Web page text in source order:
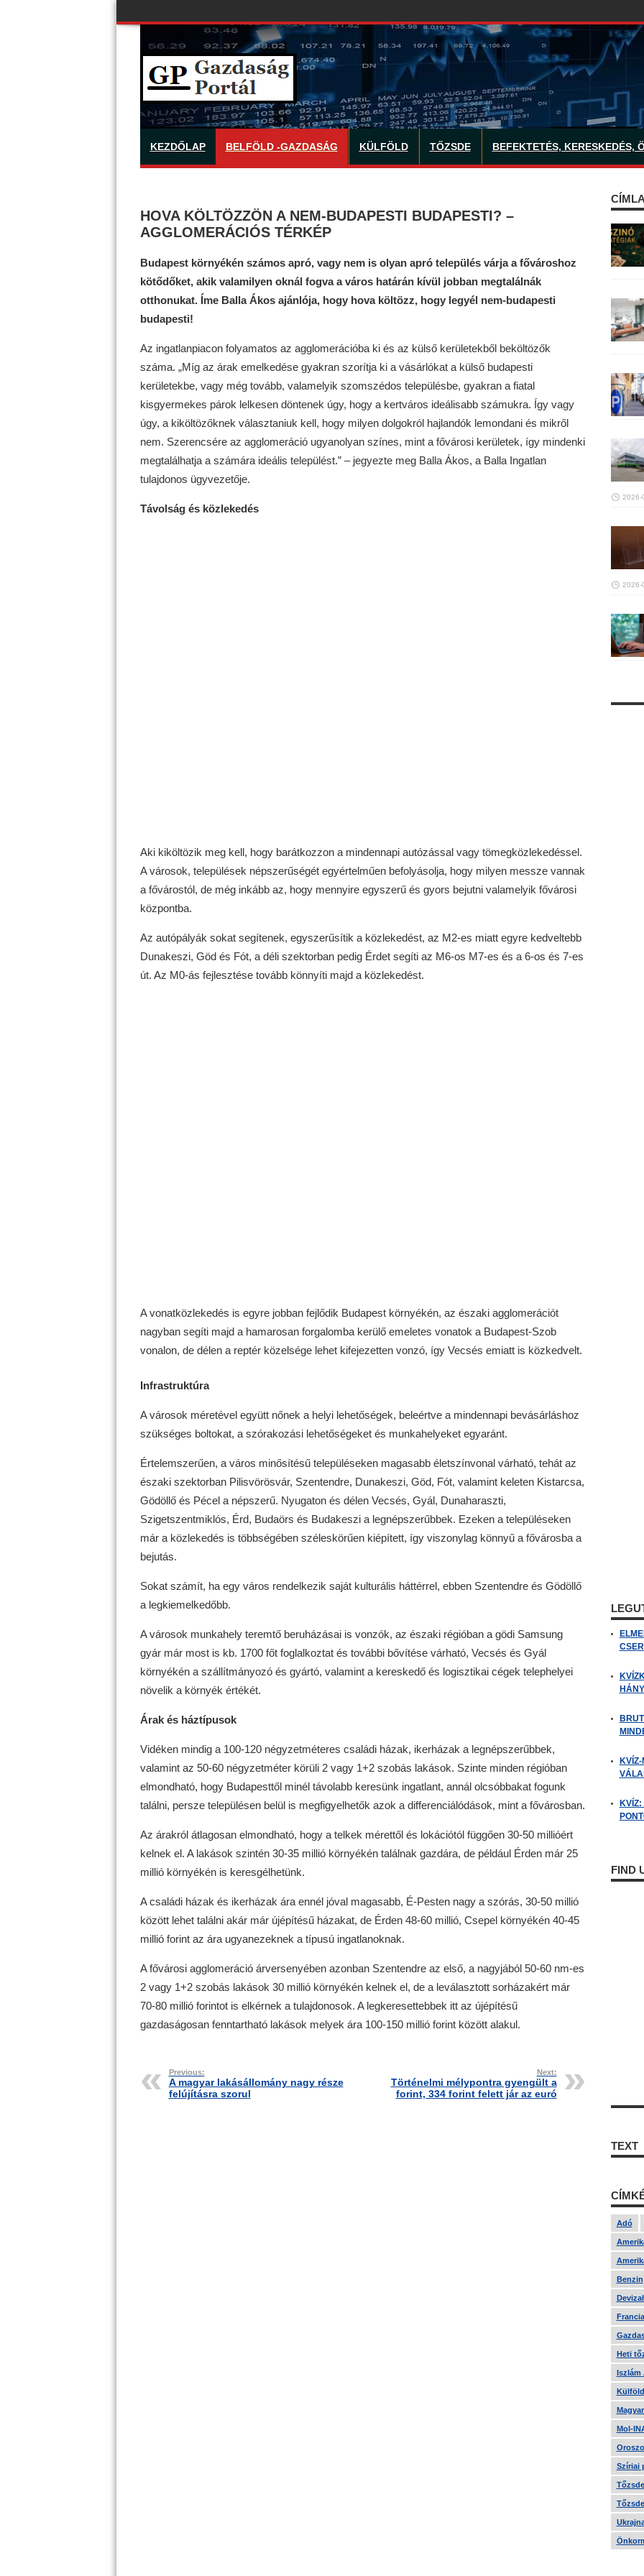
KEZDŐLAP BELFÖLD -GAZDASÁG KÜLFÖLD TŐZSDE BEFEKTETÉS, KERESKEDÉS,
HOVA KÖLTÖZZÖN A NEM-BUDAPESTI BUDAPESTI? –
AGGLOMERÁCIÓS TÉRKÉP
Budapest környékén számos apró, vagy nem is olyan apró település várja a fővároshoz
kötődőket, akik valamilyen oknál fogva a város határán kívül jobban megtalálnák
otthonukat. Íme Balla Ákos ajánlója, hogy hova költözz, hogy legyél nem-budapesti
budapesti!
Az ingatlanpiacon folyamatos az agglomerációba ki és az külső kerületekből beköltözők
száma. „Míg az árak emelkedése gyakran szorítja ki a vásárlókat a külső budapesti
kerületekbe, vagy még tovább, valamelyik szomszédos településbe, gyakran a fiatal
kisgyermekes párok lelkesen döntenek úgy, hogy a kertváros ideálisabb számukra. Így vagy
úgy, a kiköltözőknek választaniuk kell, hogy milyen dolgokról hajlandók lemondani és mikről
nem. Szerencsére az agglomeráció ugyanolyan színes, mint a fővárosi kerületek, így mindenki
megtalálhatja a számára ideális települést.” – jegyezte meg Balla Ákos, a Balla Ingatlan
tulajdonos ügyvezetője.
Távolság és közlekedés
Aki kiköltözik meg kell, hogy barátkozzon a mindennapi autózással vagy tömegközlekedéssel.
A városok, települések népszerűségét egyértelműen befolyásolja, hogy milyen messze vannak
a fővárostól, de még inkább az, hogy mennyire egyszerű és gyors bejutni valamelyik fővárosi
központba.
Az autópályák sokat segítenek, egyszerűsítik a közlekedést, az M2-es miatt egyre kedveltebb
Dunakeszi, Göd és Fót, a déli szektorban pedig Érdet segíti az M6-os M7-es és a 6-os és 7-es
út. Az M0-ás fejlesztése tovább könnyíti majd a közlekedést.
A vonatközlekedés is egyre jobban fejlődik Budapest környékén, az északi agglomerációt
nagyban segíti majd a hamarosan forgalomba kerülő emeletes vonatok a Budapest-Szob
vonalon, de délen a reptér közelsége lehet kifejezetten vonzó, így Vecsés emiatt is közkedvelt.
Infrastruktúra
A városok méretével együtt nőnek a helyi lehetőségek, beleértve a mindennapi bevásárláshoz
szükséges boltokat, a szórakozási lehetőségeket és munkahelyeket egyaránt.
Értelemszerűen, a város minősítésű településeken magasabb életszínvonal várható, tehát az
északi szektorban Pilisvörösvár, Szentendre, Dunakeszi, Göd, Fót, valamint keleten Kistarcsa,
Gödöllő és Pécel a népszerű. Nyugaton és délen Vecsés, Gyál, Dunaharaszti,
Szigetszentmiklós, Érd, Budaörs és Budakeszi a legnépszerűbbek. Ezeken a településeken
már a közlekedés is többségében széleskörűen kiépített, így viszonylag könnyű a fővárosba a
bejutás.
Sokat számít, ha egy város rendelkezik saját kulturális háttérrel, ebben Szentendre és Gödöllő
a legkiemelkedőbb.
A városok munkahely teremtő beruházásai is vonzók, az északi régióban a gödi Samsung
gyár már most is kb. 1700 főt foglalkoztat és további bővítése várható, Vecsés és Gyál
környékén a szállítmányozó és gyártó, valamint a kereskedő és logisztikai cégek telephelyei
növelik a környék értékét.
Árak és háztípusok
Vidéken mindig a 100-120 négyzetméteres családi házak, ikerházak a legnépszerűbbek,
valamint az 50-60 négyzetméter körüli 2 vagy 1+2 szobás lakások. Szinte minden régióban
elmondható, hogy Budapesttől minél távolabb keresünk ingatlant, annál olcsóbbakat fogunk
találni, persze településen belül is megfigyelhetők azok a differenciálódások, mint a fővárosban.
Az árakról átlagosan elmondható, hogy a telkek mérettől és lokációtól függően 30-50 millióért
kelnek el. A lakások szintén 30-35 millió környékén találnak gazdára, de például Érden már 25
millió környékén is keresgélhetünk.
A családi házak és ikerházak ára ennél jóval magasabb, É-Pesten nagy a szórás, 30-50 millió
között lehet találni akár már újépítésű házakat, de Érden 48-60 millió, Csepel környékén 40-45
millió forint az ára ugyanezeknek a típusú ingatlanoknak.
A fővárosi agglomeráció árversenyében azonban Szentendre az első, a nagyjából 50-60 nm-es
2 vagy 1+2 szobás lakások 30 millió környékén kelnek el, de a leválasztott sorházakért már
70-80 millió forintot is elkérnek a tulajdonosok. A legkeresettebbek itt az újépítésű
gazdaságosan fenntartható lakások melyek ára 100-150 millió forint között alakul.
Previous:
A magyar lakásállomány nagy része
felújításra szorul
Next:
Történelmi mélypontra gyengült a
forint, 334 forint felett jár az euró
2026-
2026-
FIND
TEXT
Adó
Benzin
Heti
Iszlám
Mol-
Szíriai